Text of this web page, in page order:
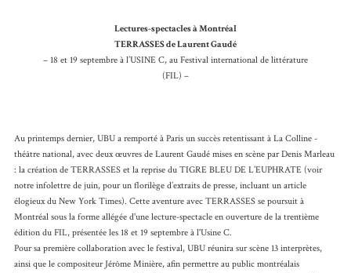
Lectures-spectacles à Montréal
TERRASSES de Laurent Gaudé
– 18 et 19 septembre à l’USINE C, au Festival international de littérature
(FIL) –
Au printemps dernier, UBU a remporté à Paris un succès retentissant à La Colline -
théâtre national, avec deux œuvres de Laurent Gaudé mises en scène par Denis Marleau
: la création de TERRASSES et la reprise du TIGRE BLEU DE L’EUPHRATE (voir
notre infolettre de juin, pour un florilège d’extraits de presse, incluant un article
élogieux du New York Times). Cette aventure avec TERRASSES se poursuit à
Montréal sous la forme allégée d'une lecture-spectacle en ouverture de la trentième
édition du FIL, présentée les 18 et 19 septembre à l'Usine C.
Pour sa première collaboration avec le festival, UBU réunira sur scène 13 interprètes,
ainsi que le compositeur Jérôme Minière, afin permettre au public montréalais